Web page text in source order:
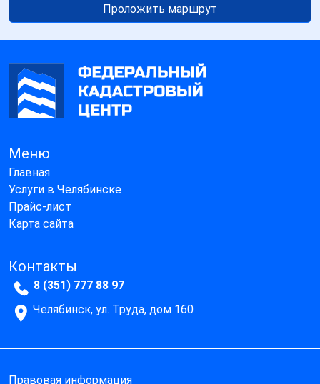
Проложить маршрут
Меню
Главная
Услуги в Челябинске
Прайс-лист
Карта сайта
Контакты
8 (351) 777 88 97
Челябинск, ул. Труда, дом 160
Правовая информация